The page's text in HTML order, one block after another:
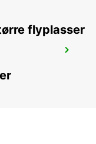
flyplasser